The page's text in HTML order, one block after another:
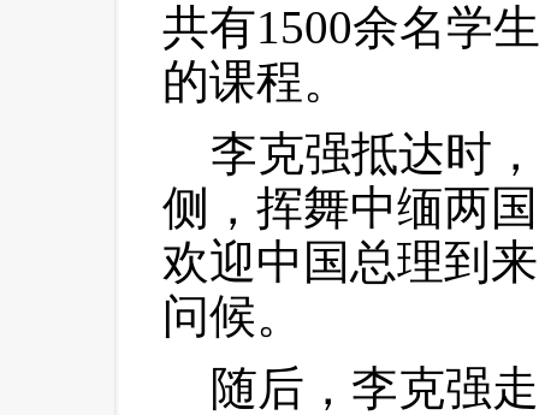
共有1500余名学
的课程。
李克强抵达时
侧，挥舞中缅两
欢迎中国总理到
问候。
随后，李克强